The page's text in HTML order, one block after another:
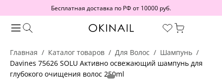
Бесплатная доставка по РФ от 10000 руб.
Главная Каталог товаров Для Волос
Шампунь
Davines 75626 SOLU Активно освежающий шампунь для
глубокого очищения волос 250ml